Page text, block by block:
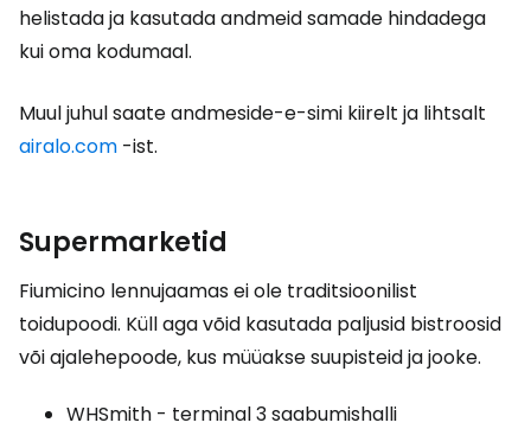
helistada ja kasutada andmeid samade hindadega
kui oma kodumaal.
Muul juhul saate andmeside-e-simi kiirelt ja lihtsalt
airalo.com -ist.
Supermarketid
Fiumicino lennujaamas ei ole traditsioonilist
toidupoodi. Küll aga võid kasutada paljusid bistroosid
või ajalehepoode, kus müüakse suupisteid ja jooke.
WHSmith - terminal 3 saabumishalli